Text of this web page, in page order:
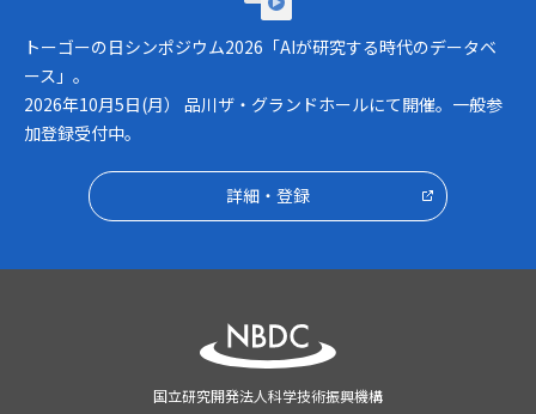
トーゴーの日シンポジウム2026「AIが研究する時代のデータベ
ース」。
2026年10月5日(月） 品川ザ・グランドホールにて開催。一般参
加登録受付中。
詳細・登録
国立研究開発法人科学技術振興機構